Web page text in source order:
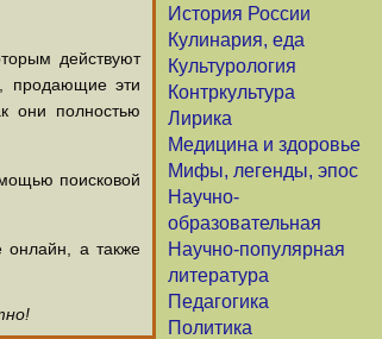
История России
Кулинария, еда
Культурология
Контркультура
Лирика
Медицина и здоровье
Мифы, легенды, эпос
Научно-
образовательная
Научно-популярная
литература
Педагогика
Политика
действуют
продающие эти
они полностью
поисковой
онлайн, а также